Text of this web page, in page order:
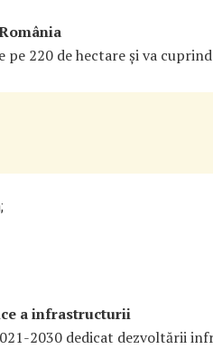
220 de hectare și va
a infrastructurii
2030 dedicat dezvoltării